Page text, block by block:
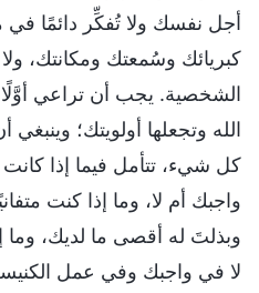
أجل نفسك ولا تُفكِّر دائمًا
كبريائك وسُمعتك ومكانتك،
الشخصية. يجب أن تراعي
الله وتجعلها أولويتك؛
كل شيء، تتأمل فيما إذا
واجبك أم لا، وما إذا كنت
وبذلتَ له أقصى ما لديك، وما
لا في واجبك وفي عمل